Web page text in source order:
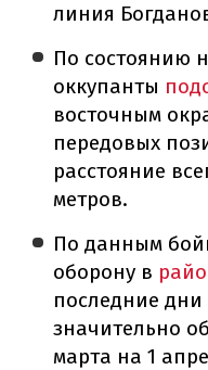
линия
По состоянию
оккупанты
восточным
передовых
расстояние
метров.
По данным
оборону в
последние дни
значительно
марта на 1